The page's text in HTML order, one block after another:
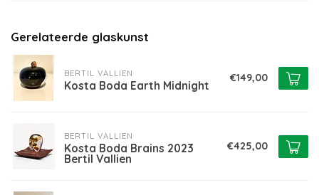
Gerelateerde glaskunst
BERTIL VALLIEN
Kosta Boda Earth Midnight
€149,00
BERTIL VALLIEN
Kosta Boda Brains 2023
Bertil Vallien
€425,00